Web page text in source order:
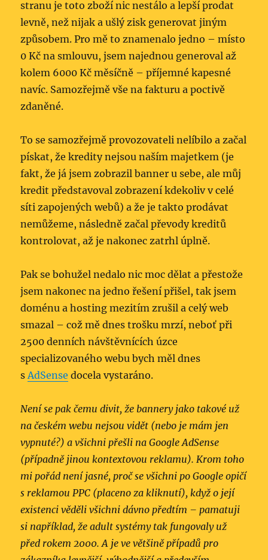
stranu je toto zboží nic nestálo a lepší prodat
levně, než nijak a ušlý zisk generovat jiným
způsobem. Pro mě to znamenalo jedno – místo
0 Kč na smlouvu, jsem najednou generoval až
kolem 6000 Kč měsíčně – příjemné kapesné
navíc. Samozřejmě vše na fakturu a poctivě
zdaněné.
To se samozřejmě provozovateli nelíbilo a začal
pískat, že kredity nejsou naším majetkem (je
fakt, že já jsem zobrazil banner u sebe, ale můj
kredit představoval zobrazení kdekoliv v celé
síti zapojených webů) a že je takto prodávat
nemůžeme, následně začal převody kreditů
kontrolovat, až je nakonec zatrhl úplně.
Pak se bohužel nedalo nic moc dělat a přestože
jsem nakonec na jedno řešení přišel, tak jsem
doménu a hosting mezitím zrušil a celý web
smazal – což mě dnes trošku mrzí, neboť při
2500 denních návštěvnících úzce
specializovaného webu bych měl dnes
sAdSense docela vystaráno.
Není se pak čemu divit, že bannery jako takové už
na českém webu nejsou vidět (nebo je mám jen
vypnuté?) a všichni přešli na Google AdSense
(případně jinou kontextovou reklamu). Krom toho
mi pořád není jasné, proč se všichni po Google opičí
s reklamou PPC (placeno za kliknutí), když o její
existenci věděli všichni dávno předtím – pamatuji
si například, že adult systémy tak fungovaly už
před rokem 2000. A je ve většině případů pro